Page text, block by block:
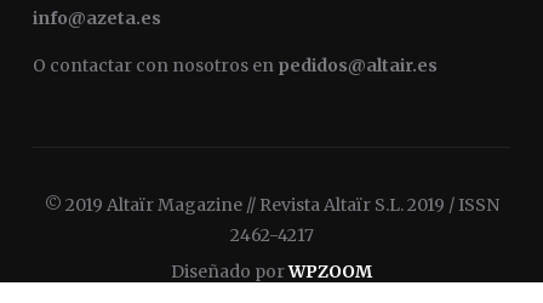
info@azeta.es
O contactar con nosotros en pedidos@altair.es
© 2019 Altaïr Magazine // Revista Altaïr S.L. 2019 / ISSN
2462-4217
Diseñado porWPZOOM